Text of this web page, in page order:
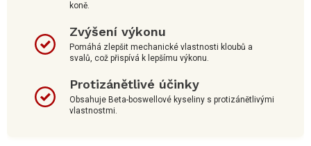
koně.
Zvýšení výkonu
Pomáhá zlepšit mechanické vlastnosti kloubů a
svalů, což přispívá k lepšímu výkonu.
Protizánětlivé účinky
Obsahuje Beta-boswellové kyseliny s protizánětlivými
vlastnostmi.